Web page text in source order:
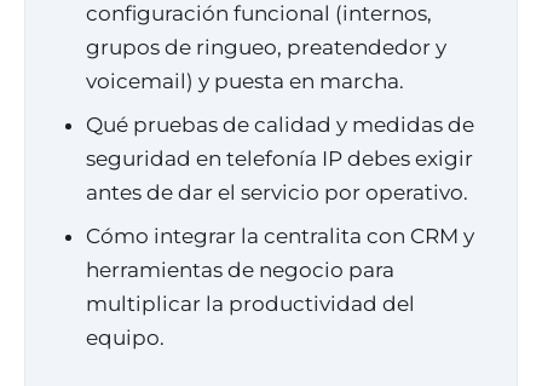
configuración funcional (internos,
grupos de ringueo, preatendedor y
voicemail) y puesta en marcha.
Qué pruebas de calidad y medidas de
seguridad en telefonía IP debes exigir
antes de dar el servicio por operativo.
Cómo integrar la centralita con CRM y
herramientas de negocio para
multiplicar la productividad del
equipo.